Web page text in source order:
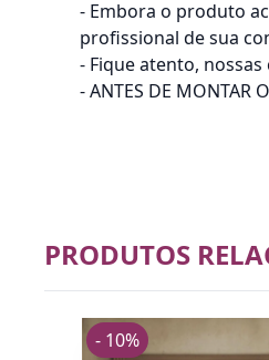
- Embora o produto
profissional de sua
- Fique atento,
- ANTES DE
PRODUTOS
- 10%